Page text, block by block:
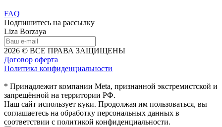
FAQ
Подпишитесь на рассылку
Liza Borzaya
2026 © ВСЕ ПРАВА ЗАЩИЩЕНЫ
Договор оферта
Политика конфиденциальности
* Принадлежит компании Meta, признанной экстремистской и
запрещённой на территории РФ.
Наш сайт использует куки. Продолжая им пользоваться, вы
соглашаетесь на обработку персональных данных в
соответствии с политикой конфиденциальности.